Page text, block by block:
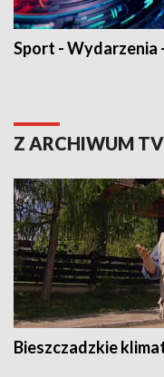
Sport - Wydarzenia
Z ARCHIWUM
Bieszczadzkie